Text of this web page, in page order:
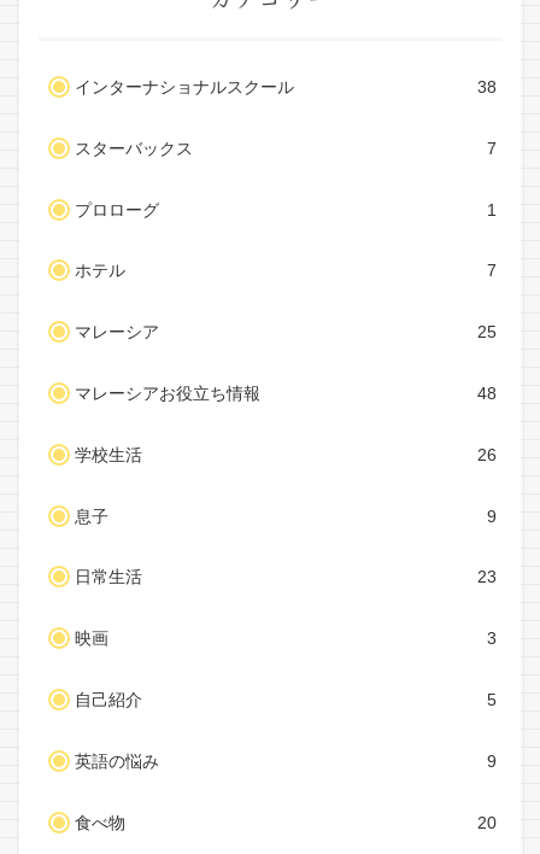
インターナショナルスクール 38
スターバックス 7
プロローグ 1
ホテル 7
マレーシア 25
マレーシアお役立ち情報 48
学校生活 26
息子 9
日常生活 23
映画 3
自己紹介 5
英語の悩み 9
食べ物 20